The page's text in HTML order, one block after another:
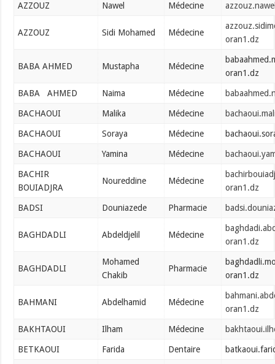
AZZOUZ Nawel Médecine
AZZOUZ Sidi Mohamed Médecine
oran1.dz
BABA AHMED Mustapha Médecine
oran1.dz
BABA AHMED Naima Médecine
BACHAOUI Malika Médecine
BACHAOUI Soraya Médecine
BACHAOUI Yamina Médecine
BACHIR
BOUIADJRA
Noureddine Médecine
oran1.dz
BADSI Douniazede Pharmacie
BAGHDADLI Abdeldjelil Médecine
oran1.dz
BAGHDADLI
Mohamed
Chakib
Pharmacie
oran1.dz
BAHMANI Abdelhamid Médecine
oran1.dz
BAKHTAOUI Ilham Médecine
BETKAOUI Farida Dentaire